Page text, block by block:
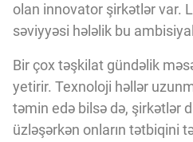
olan innovator şirkətlər var.
səviyyəsi hələlik bu
Bir çox təşkilat gündəlik
yetirir. Texnoloji həllər
təmin edə bilsə də, şirkətlər
üzləşərkən onların tətbiqini